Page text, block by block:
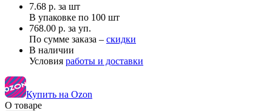
7.68 р. за шт
В упаковке по 100 шт
768.00 р. за уп.
По сумме заказа – скидки
В наличии
Условия работы и доставки
Купить на Ozon
О товаре